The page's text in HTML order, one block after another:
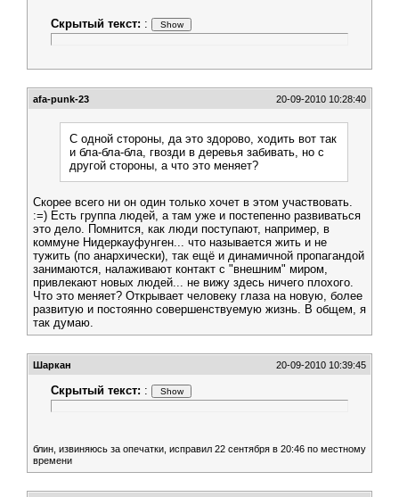
Скрытый текст: :
afa-punk-23 20-09-2010 10:28:40
С одной стороны, да это здорово, ходить вот так
и бла-бла-бла, гвозди в деревья забивать, но с
другой стороны, а что это меняет?
Скорее всего ни он один только хочет в этом участвовать.
:=) Есть группа людей, а там уже и постепенно развиваться
это дело. Помнится, как люди поступают, например, в
коммуне Нидеркауфунген... что называется жить и не
тужить (по анархически), так ещё и динамичной пропагандой
занимаются, налаживают контакт с "внешним" миром,
привлекают новых людей... не вижу здесь ничего плохого.
Что это меняет? Открывает человеку глаза на новую, более
развитую и постоянно совершенствуемую жизнь. В общем, я
так думаю.
Шаркан 20-09-2010 10:39:45
Скрытый текст: :
блин, извиняюсь за опечатки, исправил 22 сентября в 20:46 по местному
времени